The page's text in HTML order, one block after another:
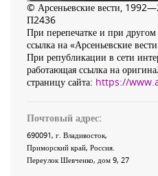
© Арсеньевские вести,
П2436
При перепечатке и при
ссылка на «Арсеньевские
При републикации в сети
работающая ссылка на
страницу сайта: https://
Почтовый адрес:
690091, г. Владивосток,
Приморский край, Россия.
Переулок Шевченко, дом 9, 27